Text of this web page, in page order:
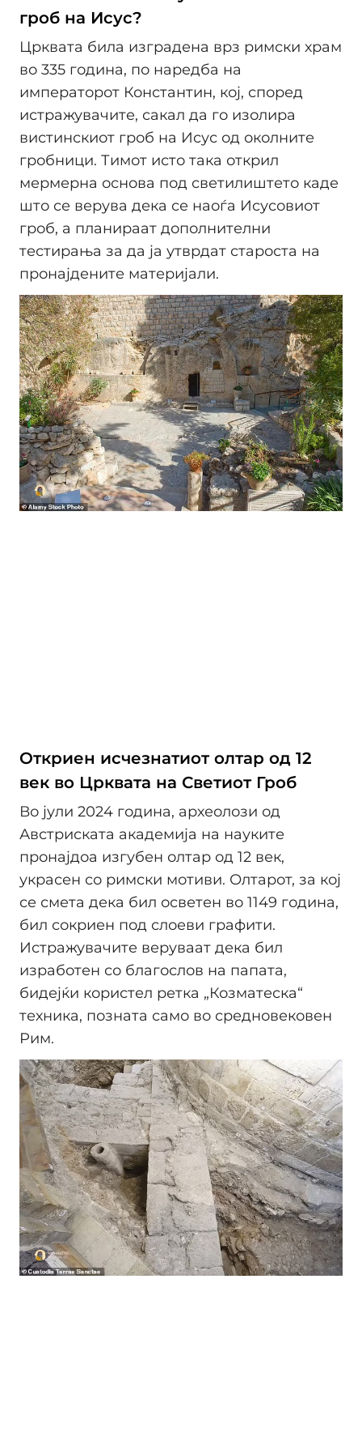
гроб на Исус?
Црквата била изградена врз римски храм
во 335 година, по наредба на
императорот Константин, кој, според
истражувачите, сакал да го изолира
вистинскиот гроб на Исус од околните
гробници. Тимот исто така открил
мермерна основа под светилиштето каде
што се верува дека се наоѓа Исусовиот
гроб, а планираат дополнителни
тестирања за да ја утврдат староста на
пронајдените материјали.
Откриен исчезнатиот олтар од 12
век во Црквата на Светиот Гроб
Во јули 2024 година, археолози од
Австриската академија на науките
пронајдоа изгубен олтар од 12 век,
украсен со римски мотиви. Олтарот, за кој
се смета дека бил осветен во 1149 година,
бил сокриен под слоеви графити.
Истражувачите веруваат дека бил
изработен со благослов на папата,
бидејќи користел ретка „Козматеска“
техника, позната само во средновековен
Рим.